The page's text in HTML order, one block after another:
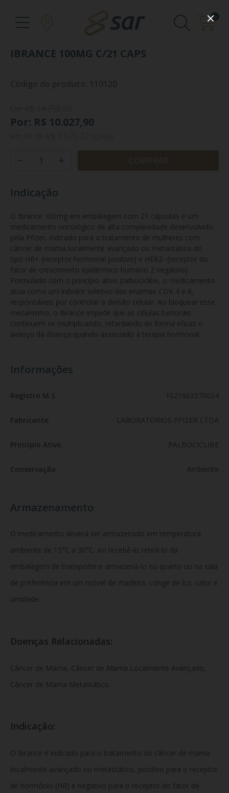
0
IBRANCE 100MG C/21 CAPS
Por: R$ 10.027,90
Indicação
O Ibrance 100mg em embalagem com 21 cápsulas é um
medicamento oncológico de alta complexidade desenvolvido
pela Pfizer, indicado para o tratamento de mulheres com
câncer de mama localmente avançado ou metastático do
tipo HR+ (receptor hormonal positivo) e HER2- (receptor do
fator de crescimento epidérmico humano 2 negativo).
Formulado com o princípio ativo palbociclibe, o medicamento
atua como um inibidor seletivo das enzimas CDK 4 e 6,
responsáveis por controlar a divisão celular. Ao bloquear esse
mecanismo, o Ibrance impede que as células tumorais
continuem se multiplicando, retardando de forma eficaz o
avanço da doença quando associado à terapia hormonal.
Informações
Registro M.S 1021602570024
Fabricante LABORATORIOS PFIZER LTDA
Princípio Ativo PALBOCICLIBE
Conservação Ambiente
Armazenamento
O medicamento deverá ser armazenado em temperatura
ambiente de 15°C a 30°C. Ao recebê-lo retirá-lo da
embalagem de transporte e armazená-lo no quarto ou na sala
de preferência em um móvel de madeira. Longe de luz, calor e
umidade.
Doenças Relacionadas:
Câncer de Mama, Câncer de Mama Localmente Avançado,
Câncer de Mama Metastático.
Indicação:
O Ibrance é indicado para o tratamento do câncer de mama
localmente avançado ou metastático, positivo para o receptor
de hormônio (HR) e negativo para o receptor do fator de